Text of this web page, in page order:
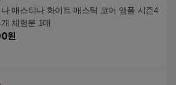
매스티나 화이트 매스틱 코어 앰플 시즌4
30ml 4개 체험분 1매
원